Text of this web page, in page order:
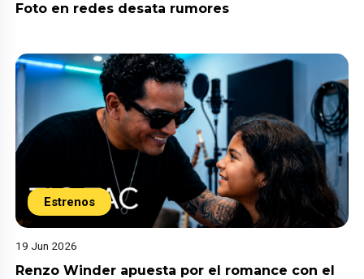
Foto en redes desata rumores
Estrenos
19 Jun 2026
Renzo Winder apuesta por el romance con el